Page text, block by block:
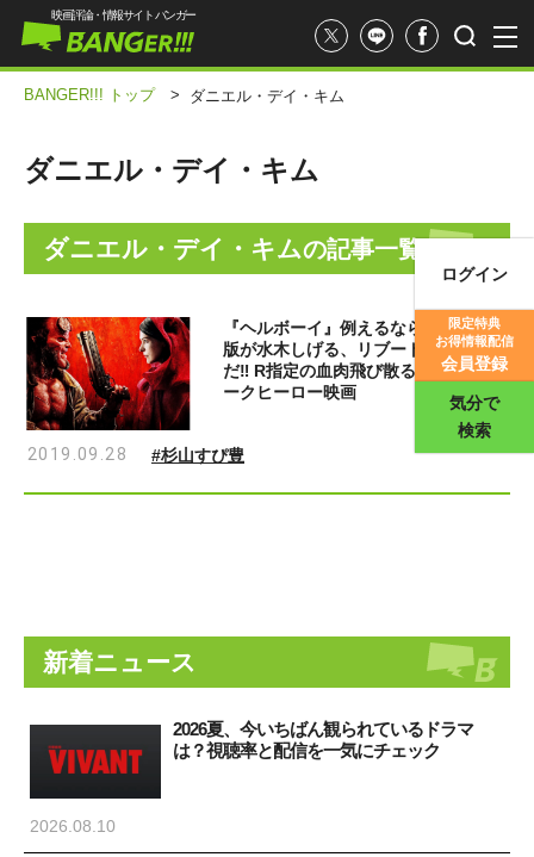
映画評価
映画評論・情報サイト バンガー
ログイン
限定特典
お得情報配信
会員登録
気分で
検索
BANGER!!! トップ > ダニエル・デイ・キム
ダニエル・デイ・キム
ダニエル・デイ・キムの記事一覧
『ヘルボーイ』例えるならデル・トロ
版が水木しげる、リブート版は永井豪
だ‼ R指定の血肉飛び散るメチャ怖ダ
ークヒーロー映画
2019.09.28 #杉山すぴ豊
新着ニュース
2026夏、今いちばん観られているドラマ
は？視聴率と配信を一気にチェック
2026.08.10